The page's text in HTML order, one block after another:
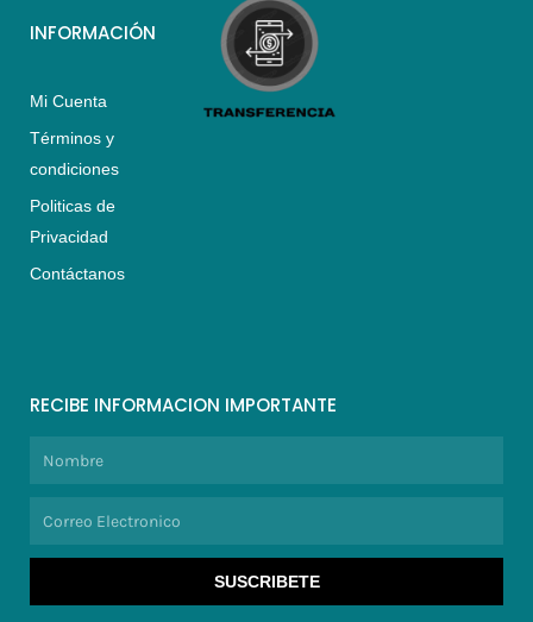
INFORMACIÓN
Mi Cuenta
Términos y
condiciones
Politicas de
Privacidad
Contáctanos
RECIBE INFORMACION IMPORTANTE
SUSCRIBETE